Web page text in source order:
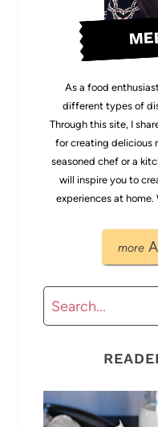
As a food
different types of
Through this site, I
for creating delicious
seasoned chef or a
will inspire you to
experiences at
Buscar